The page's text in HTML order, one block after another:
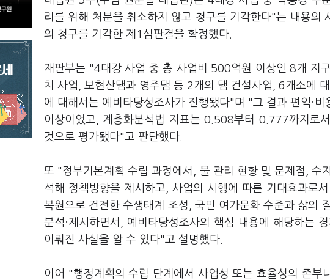
리를 위해 처분을 취소하지 않고 청구를 기각한다"는 내용의
의 청구를 기각한 제1심판결을 확정했다.
재판부는 "4대강 사업 중 총 사업비 500억원 이상인 8개 지
치 사업, 보현산댐과 영주댐 등 2개의 댐 건설사업, 6개소에
에 대해서는 예비타당성조사가 진행됐다"며 "그 결과 편익·
이상이었고, 계층화분석법 지표는 0.508부터 0.777까지로
것으로 평가됐다"고 판단했다.
또 "정부기본계획 수립 과정에서, 물 관리 현황 및 문제점, 수
석해 정책방향을 제시하고, 사업의 시행에 따른 기대효과로
복원으로 건전한 수생태계 조성, 국민 여가문화 수준과 삶의
분석·제시하면서, 예비타당성조사의 핵심 내용에 해당하는
이뤄진 사실을 알 수 있다"고 설명했다.
이어 "행정계획의 수립 단계에서 사업성 또는 효율성의 존부